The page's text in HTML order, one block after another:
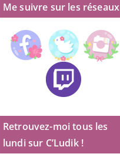
Me suivre sur les réseaux
Retrouvez-moi tous les
lundi sur C’Ludik !